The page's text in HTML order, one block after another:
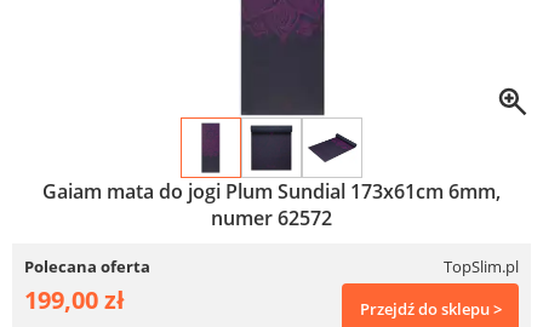
Gaiam mata do jogi Plum Sundial 173x61cm 6mm,
numer 62572
Polecana oferta TopSlim.pl
199,00 zł Przejdź do sklepu >